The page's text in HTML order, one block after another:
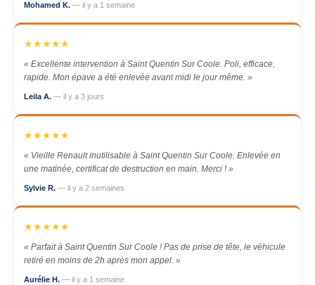
Mohamed K. — il y a 1 semaine
★★★★★
« Excellente intervention à Saint Quentin Sur Coole. Poli, efficace,
rapide. Mon épave a été enlevée avant midi le jour même. »
Leila A. — il y a 3 jours
★★★★★
« Vieille Renault inutilisable à Saint Quentin Sur Coole. Enlevée en
une matinée, certificat de destruction en main. Merci ! »
Sylvie R. — il y a 2 semaines
★★★★★
« Parfait à Saint Quentin Sur Coole ! Pas de prise de tête, le véhicule
retiré en moins de 2h après mon appel. »
Aurélie H. — il y a 1 semaine